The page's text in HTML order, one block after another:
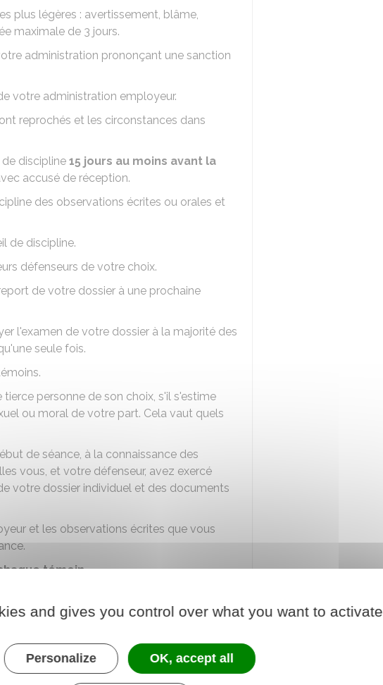
plus légères : avertissement, blâme,
maximale de 3 jours.
administration prononçant une sanction
votre administration employeur.
reprochés et les circonstances dans
discipline 15 jours au moins avant la
accusé de réception.
des observations écrites ou orales et
de discipline.
défenseurs de votre choix.
de votre dossier à une prochaine
l'examen de votre dossier à la majorité des
seule fois.
personne de son choix, s'il s'estime
ou moral de votre part. Cela vaut quels
de séance, à la connaissance des
vous, et votre défenseur, avez exercé
votre dossier individuel et des documents
et les observations écrites que vous
témoin.
ou d'un membre du conseil, le
procéder à une confrontation des témoins,
moment, au président du conseil de
des observations orales.
and gives you control over what you want to activate
Personalize OK, accept all